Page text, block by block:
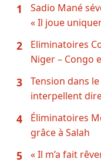
1
Sadio Mané
« Il joue
2
Eliminatoires
Niger – Congo
3
Tension dans
interpellent
4
Éliminatoires
grâce à Salah
5
« Il m’a fait